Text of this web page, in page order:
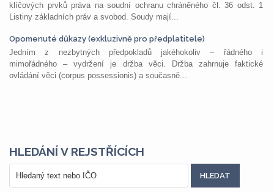
klíčových prvků práva na soudní ochranu chráněného čl. 36 odst. 1
Listiny základních práv a svobod. Soudy mají...
Opomenuté důkazy (exkluzivně pro předplatitele)
Jedním z nezbytných předpokladů jakéhokoliv – řádného i
mimořádného – vydržení je držba věci. Držba zahrnuje faktické
ovládání věci (corpus possessionis) a současně...
HLEDÁNÍ V REJSTŘÍCÍCH